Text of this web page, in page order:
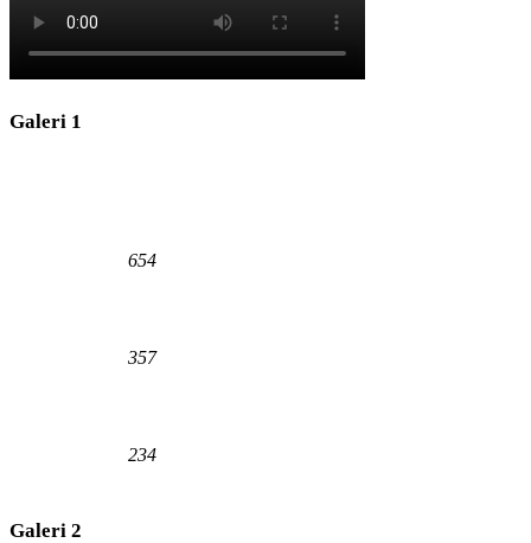
Galeri 1
654
357
234
Galeri 2